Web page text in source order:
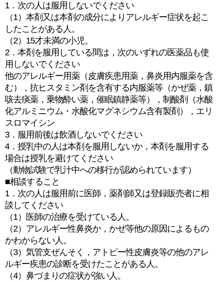
1．次の人は服用しないでください
（1）本剤又は本剤の成分によりアレルギー症状を起こ
したことがある人。
（2）15才未満の小児。
2．本剤を服用している間は，次のいずれの医薬品も使
用しないでください
他のアレルギー用薬（皮膚疾患用薬，鼻炎用内服薬を含
む），抗ヒスタミン剤を含有する内服薬等（かぜ薬，鎮
咳去痰薬，乗物酔い薬，催眠鎮静薬等），制酸剤（水酸
化アルミニウム・水酸化マグネシウム含有製剤），エリ
スロマイシン
3．服用前後は飲酒しないでください
4．授乳中の人は本剤を服用しないか，本剤を服用する
場合は授乳を避けてください
（動物試験で乳汁中への移行が認められています）
■相談すること
1．次の人は服用前に医師，薬剤師又は登録販売者に相
談してください
（1）医師の治療を受けている人。
（2）アレルギー性鼻炎か，かぜ等他の原因によるもの
かわからない人。
（3）気管支ぜんそく，アトピー性皮膚炎等の他のアレ
ルギー疾患の診断を受けたことがある人。
（4）鼻づまりの症状が強い人。